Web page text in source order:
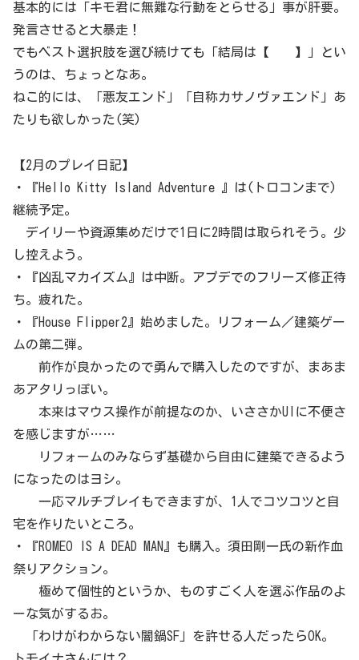
基本的には「キモ君に無難な行動をとらせる」事が肝要。
発言させると大暴走！
でもベスト選択肢を選び続けても「結局は【 】」とい
うのは、ちょっとなあ。
ねこ的には、「悪友エンド」「自称カサノヴァエンド」あ
たりも欲しかった(笑)
【2月のプレイ日記】
・『Hello Kitty Island Adventure 』は(トロコンまで)
継続予定。
デイリーや資源集めだけで1日に2時間は取られそう。少
し控えよう。
・『凶乱マカイズム』は中断。アプデでのフリーズ修正待
ち。疲れた。
・『House Flipper2』始めました。リフォーム／建築ゲー
ムの第二弾。
前作が良かったので勇んで購入したのですが、まあま
あアタリっぽい。
本来はマウス操作が前提なのか、いささかUIに不便さ
を感じますが……
リフォームのみならず基礎から自由に建築できるよう
になったのはヨシ。
一応マルチプレイもできますが、1人でコツコツと自
宅を作りたいところ。
・『ROMEO IS A DEAD MAN』も購入。須田剛一氏の新作血
祭りアクション。
極めて個性的というか、ものすごく人を選ぶ作品のよ
ーな気がするお。
「わけがわからない闇鍋SF」を許せる人だったらOK。